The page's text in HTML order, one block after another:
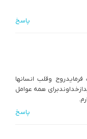
پاسخ
وقلب انسانها
همه عوامل
پاسخ